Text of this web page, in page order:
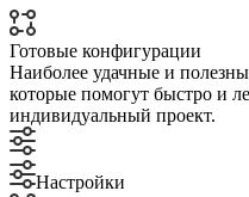
Готовые конфигурации
Наиболее удачные и
которые помогут быстро и
индивидуальный проект.
Настройки